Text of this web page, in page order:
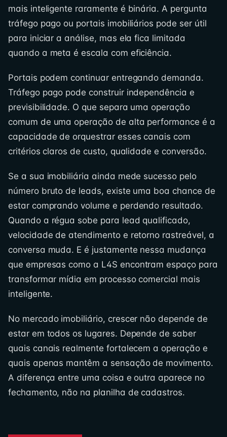
mais inteligente raramente é binária. A pergunta
tráfego pago ou portais imobiliários pode ser útil
para iniciar a análise, mas ela fica limitada
quando a meta é escala com eficiência.
Portais podem continuar entregando demanda.
Tráfego pago pode construir independência e
previsibilidade. O que separa uma operação
comum de uma operação de alta performance é a
capacidade de orquestrar esses canais com
critérios claros de custo, qualidade e conversão.
Se a sua imobiliária ainda mede sucesso pelo
número bruto de leads, existe uma boa chance de
estar comprando volume e perdendo resultado.
Quando a régua sobe para lead qualificado,
velocidade de atendimento e retorno rastreável, a
conversa muda. E é justamente nessa mudança
que empresas como a L4S encontram espaço para
transformar mídia em processo comercial mais
inteligente.
No mercado imobiliário, crescer não depende de
estar em todos os lugares. Depende de saber
quais canais realmente fortalecem a operação e
quais apenas mantêm a sensação de movimento.
A diferença entre uma coisa e outra aparece no
fechamento, não na planilha de cadastros.